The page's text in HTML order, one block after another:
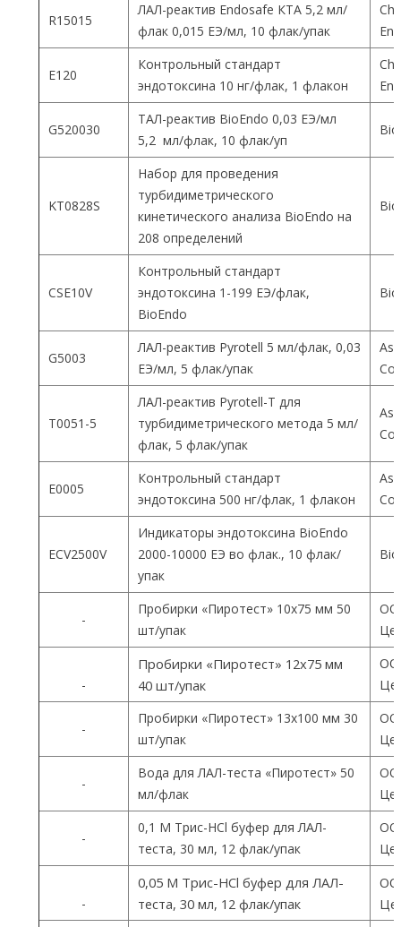
R15015
ЛАЛ-реактив Endosafe КТА 5,2 мл/
флак 0,015 ЕЭ/мл, 10 флак/упак
Е120
Контрольный стандарт
эндотоксина 10 нг/флак, 1 флакон
G520030
ТАЛ-реактив BioEndo 0,03 ЕЭ/мл
5,2 мл/флак, 10 флак/уп
KT0828S
Набор для проведения
турбидиметрического
кинетического анализа BioEndo на
208 определений
CSE10V
Контрольный стандарт
эндотоксина 1-199 ЕЭ/флак,
BioEndo
G5003
ЛАЛ-реактив Pyrotell 5 мл/флак, 0,03
ЕЭ/мл, 5 флак/упак
T0051-5
ЛАЛ-реактив Pyrotell-T для
турбидиметрического метода 5 мл/
флак, 5 флак/упак
E0005
Контрольный стандарт
эндотоксина 500 нг/флак, 1 флакон
ECV2500V
Индикаторы эндотоксина BioEndo
2000-10000 ЕЭ во флак., 10 флак/
упак
-
Пробирки «Пиротест» 10х75 мм 50
шт/упак
-
Пробирки «Пиротест» 12х75 мм
40 шт/упак
-
Пробирки «Пиротест» 13х100 мм 30
шт/упак
-
Вода для ЛАЛ-теста «Пиротест» 50
мл/флак
-
0,1 М Трис-HCl буфер для ЛАЛ-
теста, 30 мл, 12 флак/упак
-
0,05 М Трис-HCl буфер для ЛАЛ-
теста, 30 мл, 12 флак/упак